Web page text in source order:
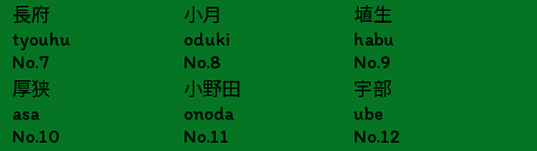
長府
tyouhu
小月
oduki
埴生
habu
No.7
厚狭
asa
No.8
小野田
onoda
No.9
宇部
ube
No.10
No.11
No.12